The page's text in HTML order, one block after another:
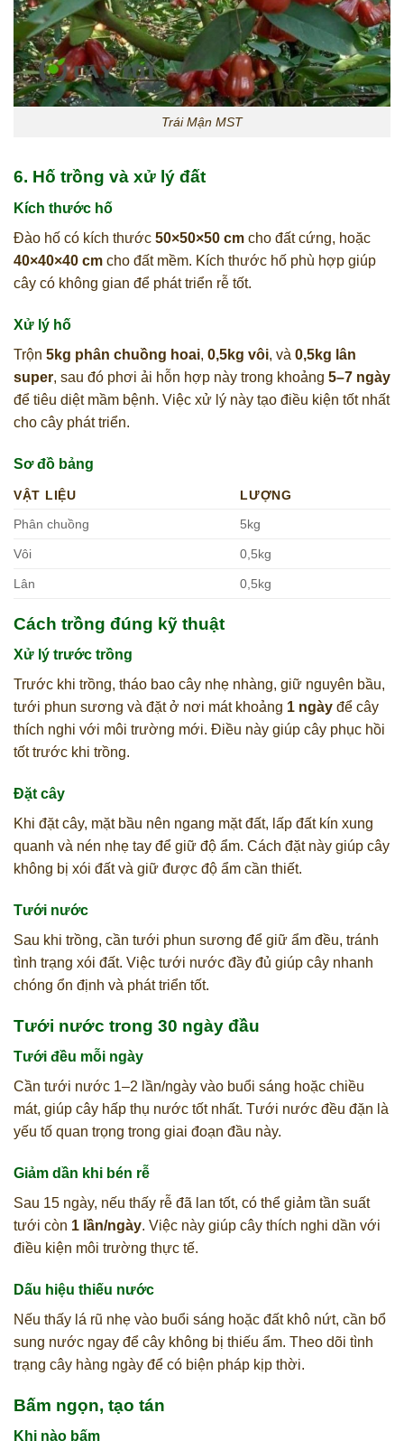
Trái Mận MST
6. Hố trồng và xử lý đất
Kích thước hố
Đào hố có kích thước 50×50×50 cm cho đất cứng, hoặc
40×40×40 cm cho đất mềm. Kích thước hố phù hợp giúp
cây có không gian để phát triển rễ tốt.
Xử lý hố
Trộn 5kg phân chuồng hoai, 0,5kg vôi, và 0,5kg lân
super, sau đó phơi ải hỗn hợp này trong khoảng 5–7 ngày
để tiêu diệt mầm bệnh. Việc xử lý này tạo điều kiện tốt nhất
cho cây phát triển.
Sơ đồ bảng
VẬT LIỆU
LƯỢNG
Phân chuồng
5kg
Vôi 0,5kg
Lân 0,5kg
Cách trồng đúng kỹ thuật
Xử lý trước trồng
Trước khi trồng, tháo bao cây nhẹ nhàng, giữ nguyên bầu,
tưới phun sương và đặt ở nơi mát khoảng 1 ngày để cây
thích nghi với môi trường mới. Điều này giúp cây phục hồi
tốt trước khi trồng.
Đặt cây
Khi đặt cây, mặt bầu nên ngang mặt đất, lấp đất kín xung
quanh và nén nhẹ tay để giữ độ ẩm. Cách đặt này giúp cây
không bị xói đất và giữ được độ ẩm cần thiết.
Tưới nước
Sau khi trồng, cần tưới phun sương để giữ ẩm đều, tránh
tình trạng xói đất. Việc tưới nước đầy đủ giúp cây nhanh
chóng ổn định và phát triển tốt.
Tưới nước trong 30 ngày đầu
Tưới đều mỗi ngày
Cần tưới nước 1–2 lần/ngày vào buổi sáng hoặc chiều
mát, giúp cây hấp thụ nước tốt nhất. Tưới nước đều đặn là
yếu tố quan trọng trong giai đoạn đầu này.
Giảm dần khi bén rễ
Sau 15 ngày, nếu thấy rễ đã lan tốt, có thể giảm tần suất
tưới còn 1 lần/ngày. Việc này giúp cây thích nghi dần với
điều kiện môi trường thực tế.
Dấu hiệu thiếu nước
Nếu thấy lá rũ nhẹ vào buổi sáng hoặc đất khô nứt, cần bổ
sung nước ngay để cây không bị thiếu ẩm. Theo dõi tình
trạng cây hàng ngày để có biện pháp kịp thời.
Bấm ngọn, tạo tán
Khi nào bấm